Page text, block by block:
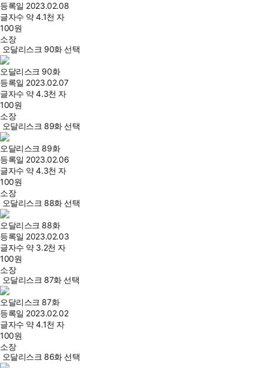
등록일 2023.02.08
글자수 약 4.1천 자
100원
소장
오달리스크 90화 선택
오달리스크 90화
등록일 2023.02.07
글자수 약 4.3천 자
100원
소장
오달리스크 89화 선택
오달리스크 89화
등록일 2023.02.06
글자수 약 4.3천 자
100원
소장
오달리스크 88화 선택
오달리스크 88화
등록일 2023.02.03
글자수 약 3.2천 자
100원
소장
오달리스크 87화 선택
오달리스크 87화
등록일 2023.02.02
글자수 약 4.1천 자
100원
소장
오달리스크 86화 선택